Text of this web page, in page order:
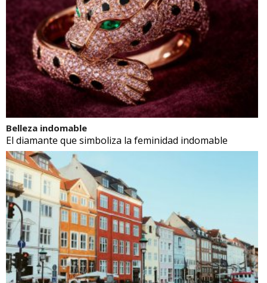
Belleza indomable
El diamante que simboliza la feminidad indomable